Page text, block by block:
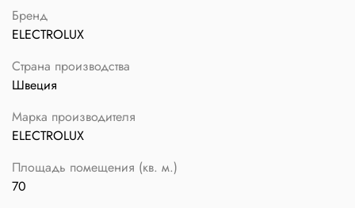
Бренд
ELECTROLUX
Страна производства
Швеция
Марка производителя
ELECTROLUX
Площадь помещения (кв. м.)
70